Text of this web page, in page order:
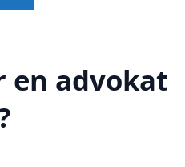
en advokat